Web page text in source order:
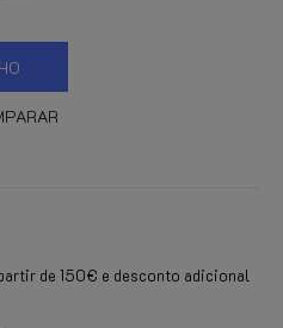
de 150€ e desconto adicional